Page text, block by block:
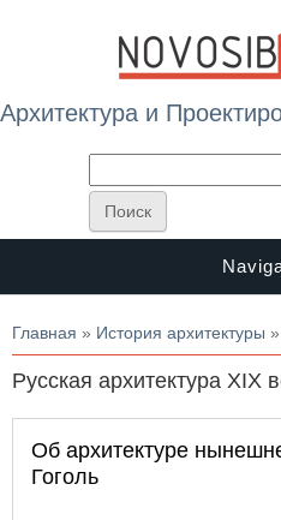
Архитектура и
Вы здесь
Главная » История архитектуры
Русская архитектура XIX
Об архитектуре
Гоголь